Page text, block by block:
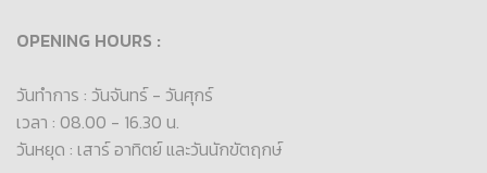
OPENING HOURS :
วันทำการ : วันจันทร์ - วันศุกร์
เวลา : 08.00 - 16.30 น.
วันหยุด : เสาร์ อาทิตย์ และวันนักขัตฤกษ์